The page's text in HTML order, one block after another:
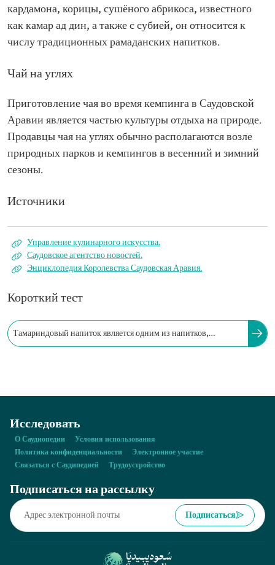
кардамона, корицы, сушёного абрикоса, известного
как камар ад дин, а также с субией, он относится к
числу традиционных рамаданских напитков.
Чай на углях
Приготовление чая во время кемпинга в Саудовской
Аравии является частью культуры отдыха на природе.
Продавцы чая на углях обычно располагаются возле
природных парков и кемпингов в весенний и зимний
сезоны.
Источники
Управление кулинарного искусства.
Саудовское агентство новостей.
Энциклопедия Королевства Саудовская Аравия.
Короткий тест
Тамариндовый напиток является одним из напитков,
Исследовать
О Саудиопедии
Условия использования
Политика конфиденциальности
Электронное участие
Связаться с Саудипедией
Трудоустройство
Подписаться на рассылку
Подписаться